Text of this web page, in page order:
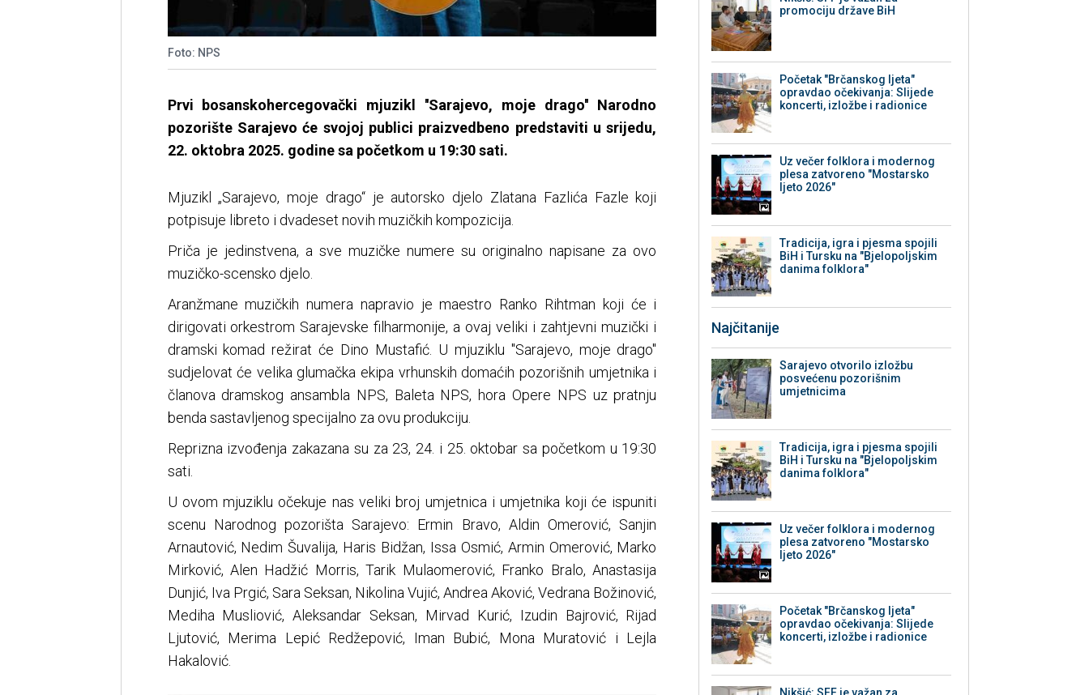
Foto: NPS
Prvi bosanskohercegovački mjuzikl ''Sarajevo, moje drago'' Narodno
pozorište Sarajevo će svojoj publici praizvedbeno predstaviti u srijedu,
22. oktobra 2025. godine sa početkom u 19:30 sati.
Mjuzikl „Sarajevo, moje drago“ je autorsko djelo Zlatana Fazlića Fazle koji
potpisuje libreto i dvadeset novih muzičkih kompozicija.
Priča je jedinstvena, a sve muzičke numere su originalno napisane za ovo
muzičko-scensko djelo.
Aranžmane muzičkih numera napravio je maestro Ranko Rihtman koji će i
dirigovati orkestrom Sarajevske filharmonije, a ovaj veliki i zahtjevni muzički i
dramski komad režirat će Dino Mustafić. U mjuziklu ''Sarajevo, moje drago''
sudjelovat će velika glumačka ekipa vrhunskih domaćih pozorišnih umjetnika i
članova dramskog ansambla NPS, Baleta NPS, hora Opere NPS uz pratnju
benda sastavljenog specijalno za ovu produkciju.
Reprizna izvođenja zakazana su za 23, 24. i 25. oktobar sa početkom u 19:30
sati.
U ovom mjuziklu očekuje nas veliki broj umjetnica i umjetnika koji će ispuniti
scenu Narodnog pozorišta Sarajevo: Ermin Bravo, Aldin Omerović, Sanjin
Arnautović, Nedim Šuvalija, Haris Bidžan, Issa Osmić, Armin Omerović, Marko
Mirković, Alen Hadžić Morris, Tarik Mulaomerović, Franko Bralo, Anastasija
Dunjić, Iva Prgić, Sara Seksan, Nikolina Vujić, Andrea Aković, Vedrana Božinović,
Mediha Musliović, Aleksandar Seksan, Mirvad Kurić, Izudin Bajrović, Rijad
Ljutović, Merima Lepić Redžepović, Iman Bubić, Mona Muratović i Lejla
Hakalović.
promociju države BiH
Početak "Brčanskog ljeta"
opravdao očekivanja: Slijede
koncerti, izložbe i radionice
Uz večer folklora i modernog
plesa zatvoreno "Mostarsko
ljeto 2026"
Tradicija, igra i pjesma spojili
BiH i Tursku na "Bjelopoljskim
danima folklora"
Najčitanije
Sarajevo otvorilo izložbu
posvećenu pozorišnim
umjetnicima
Tradicija, igra i pjesma spojili
BiH i Tursku na "Bjelopoljskim
danima folklora"
Uz večer folklora i modernog
plesa zatvoreno "Mostarsko
ljeto 2026"
Početak "Brčanskog ljeta"
opravdao očekivanja: Slijede
koncerti, izložbe i radionice